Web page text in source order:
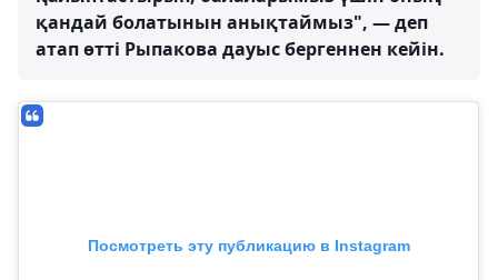
қандай болатынын анықтаймыз", — деп
атап өтті Рыпакова дауыс бергеннен кейін.
Посмотреть эту публикацию в Instagram